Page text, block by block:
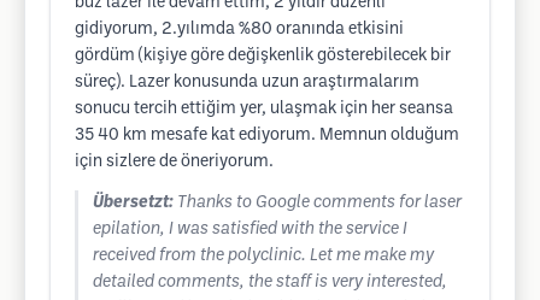
gidiyorum, 2.yılımda %80 oranında etkisini
gördüm (kişiye göre değişkenlik gösterebilecek bir
süreç). Lazer konusunda uzun araştırmalarım
sonucu tercih ettiğim yer, ulaşmak için her seansa
35 40 km mesafe kat ediyorum. Memnun olduğum
için sizlere de öneriyorum.
Übersetzt: Thanks to Google comments for laser
epilation, I was satisfied with the service I
received from the polyclinic. Let me make my
detailed comments, the staff is very interested,